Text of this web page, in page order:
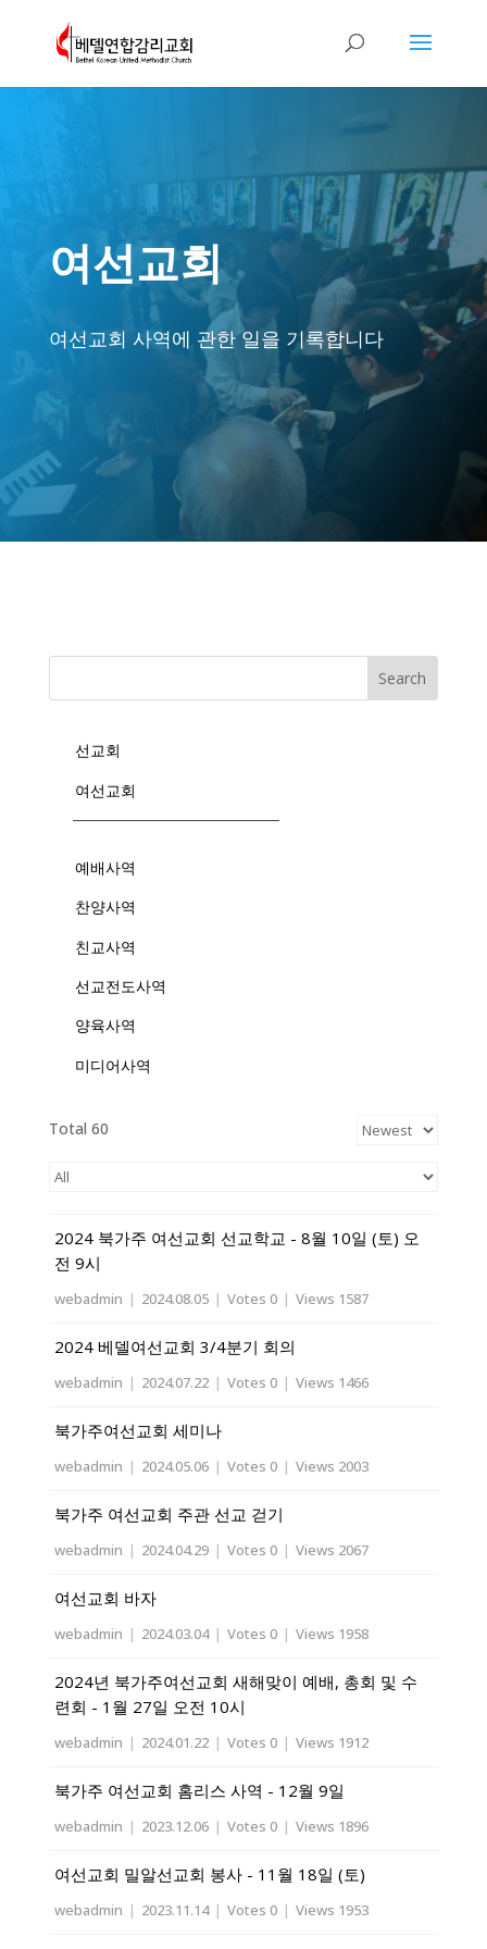
여선교회
여선교회 사역에 관한 일을 기록합니다
선교회
여선교회
예배사역
찬양사역
친교사역
선교전도사역
양육사역
미디어사역
Total 60
2024 북가주 여선교회 선교학교 - 8월 10일 (토) 오
전 9시
webadmin | 2024.08.05 | Votes 0 | Views 1587
2024 베델여선교회 3/4분기 회의
webadmin | 2024.07.22 | Votes 0 | Views 1466
북가주여선교회 세미나
webadmin | 2024.05.06 | Votes 0 | Views 2003
북가주 여선교회 주관 선교 걷기
webadmin | 2024.04.29 | Votes 0 | Views 2067
여선교회 바자
webadmin | 2024.03.04 | Votes 0 | Views 1958
2024년 북가주여선교회 새해맞이 예배, 총회 및 수
련회 - 1월 27일 오전 10시
webadmin | 2024.01.22 | Votes 0 | Views 1912
북가주 여선교회 홈리스 사역 - 12월 9일
webadmin | 2023.12.06 | Votes 0 | Views 1896
여선교회 밀알선교회 봉사 - 11월 18일 (토)
webadmin | 2023.11.14 | Votes 0 | Views 1953